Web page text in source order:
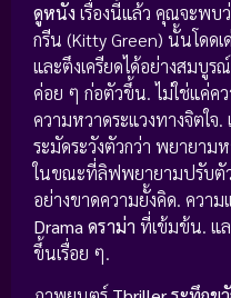
ดูหนัง เรื่องนี้แล้ว คุณจะพบ
กรีน (Kitty Green) นั้นโดด
และตึงเครียดได้อย่างสมบู
ค่อย ๆ ก่อตัวขึ้น. ไม่ใช่แค่ค
ความหวาดระแวงทางจิตใ
ระมัดระวังตัวกว่า พยายาม
ในขณะที่ลิฟพยายามปรับตั
อย่างขาดความยั้งคิด. ควา
Drama ดราม่า ที่เข้มข้น. แ
ขึ้นเรื่อย ๆ.